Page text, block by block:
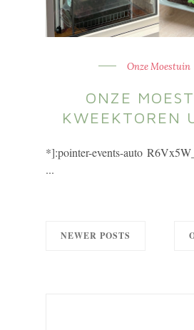
Onze Moestuin
ONZE
KWEEKTOREN
*]:pointer-events-auto
...
NEWER POSTS